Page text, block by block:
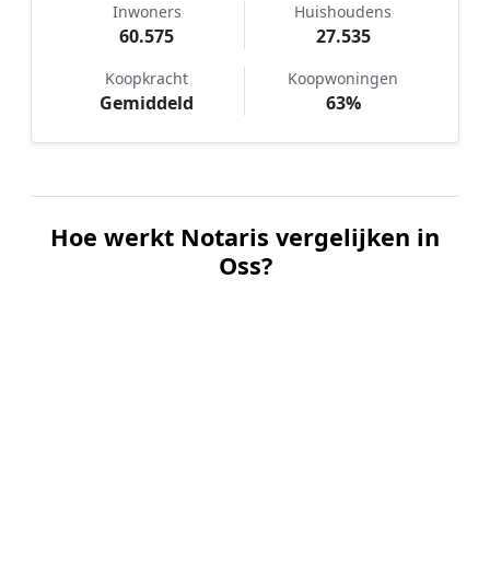
Inwoners
60.575
Huishoudens
27.535
Koopkracht
Gemiddeld
Koopwoningen
63%
Hoe werkt Notaris vergelijken in
Oss?